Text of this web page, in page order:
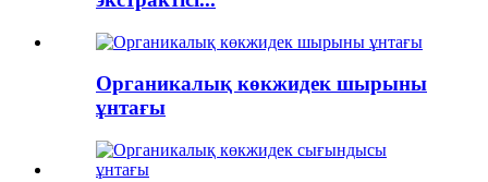
Органикалық көкжидек шырыны
ұнтағы